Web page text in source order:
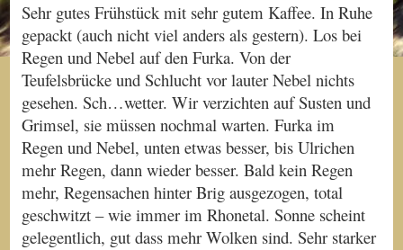
Sehr gutes Frühstück mit sehr gutem Kaffee. In Ruhe
gepackt (auch nicht viel anders als gestern). Los bei
Regen und Nebel auf den Furka. Von der
Teufelsbrücke und Schlucht vor lauter Nebel nichts
gesehen. Sch…wetter. Wir verzichten auf Susten und
Grimsel, sie müssen nochmal warten. Furka im
Regen und Nebel, unten etwas besser, bis Ulrichen
mehr Regen, dann wieder besser. Bald kein Regen
mehr, Regensachen hinter Brig ausgezogen, total
geschwitzt – wie immer im Rhonetal. Sonne scheint
gelegentlich, gut dass mehr Wolken sind. Sehr starker